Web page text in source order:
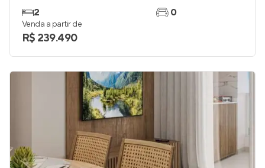
2
0
Venda a partir de
R$ 239.490